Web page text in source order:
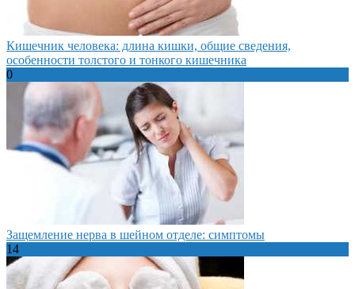
Кишечник человека: длина кишки, общие сведения,
особенности толстого и тонкого кишечника
0
Защемление нерва в шейном отделе: симптомы
14